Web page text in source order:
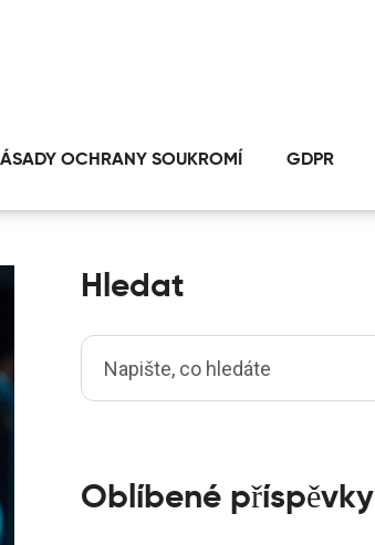
OCHRANY SOUKROMÍ GDPR
Hledat
Oblíbené příspěvky